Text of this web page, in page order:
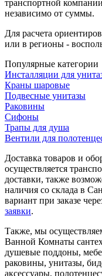
транспортной
независимо от суммы.
Для расчета
или в регионы -
Популярные категории
Инсталляции для
Краны шаровые
Подвесные унитазы
Раковины
Сифоны
Трапы для душа
Вентили для
Доставка товаров и
осуществляется
доставки, также
наличия со склада в
вариант при заказе
заявки.
Также, мы
Ванной Комнаты
душевые поддоны,
раковины, унитазы,
аксессуары,